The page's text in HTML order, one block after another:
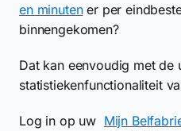
en minutener per
binnengekomen?
Dat kan eenvoudig met de
statistiekenfunctionaliteit
Log in op uw Mijn